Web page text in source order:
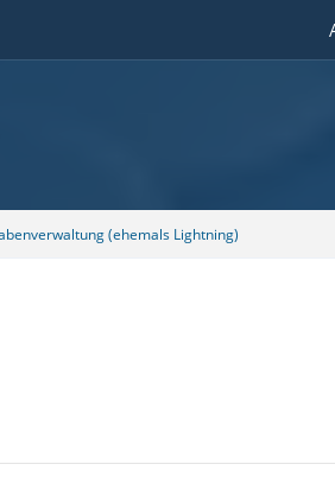
(ehemals Lightning)